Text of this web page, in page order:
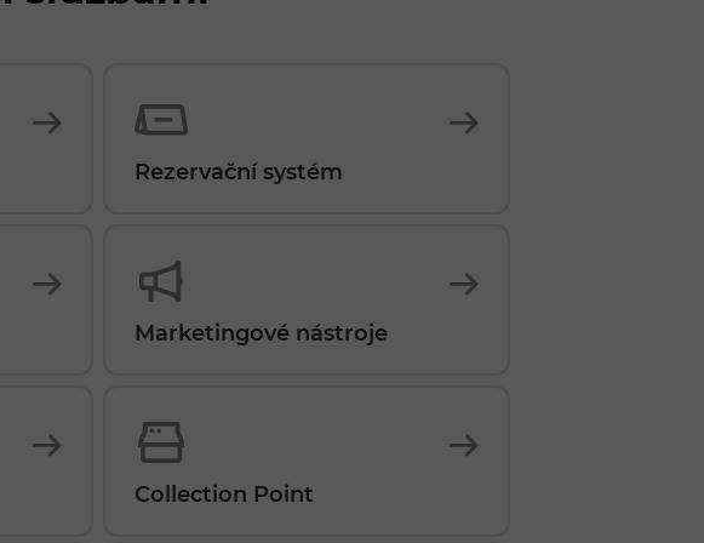
Rezervační systém
Marketingové nástroje
Collection Point